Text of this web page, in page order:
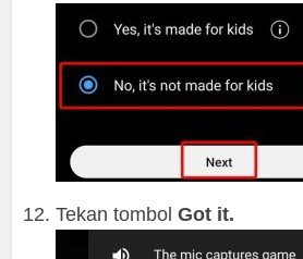
Tekan tombolGot it.